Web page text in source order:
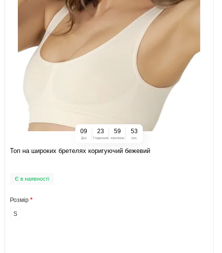
09
Дні
23
Годинник
59
хвилини
52
sec
Топ на широких бретелях коригуючий бежевий
Є в наявності
Розмір
S